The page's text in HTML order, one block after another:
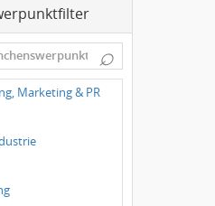
Geburtshilfe
⌕
Marketing & PR